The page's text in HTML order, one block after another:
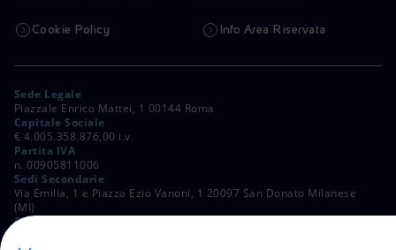
Cookie Policy Info Area Riservata
Sede Legale
Piazzale Enrico Mattei, 1 00144 Roma
Capitale Sociale
€ 4.005.358.876,00 i.v.
Partita IVA
n. 00905811006
Sedi Secondarie
Via Emilia, 1 e Piazza Ezio Vanoni, 1 20097 San Donato Milanese
(MI)
C. Fiscale e Registro Imprese di Roma